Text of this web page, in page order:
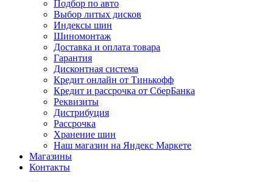
Подбор по авто
Выбор литых дисков
Индексы шин
Шиномонтаж
Доставка и оплата товара
Гарантия
Дисконтная система
Кредит онлайн от Тинькофф
Кредит и рассрочка от СберБанка
Реквизиты
Дистрибуция
Рассрочка
Хранение шин
Наш магазин на Яндекс Маркете
Магазины
Контакты